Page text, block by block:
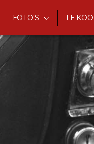
FOTO'S TE